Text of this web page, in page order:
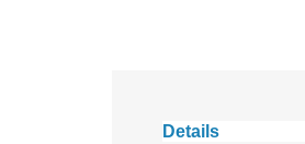
Details